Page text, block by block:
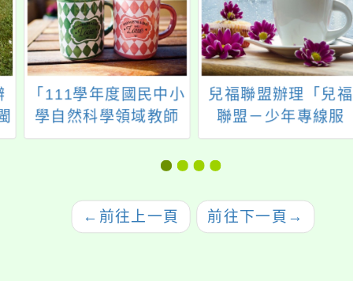
「111學年度國民中小
學自然科學領域教師
探究課程設計與執行
能力提升計畫」
兒福聯盟辦理「兒福
聯盟－少年專線服
務」，歡迎利用。
← 前往上一頁 前往下一頁 →